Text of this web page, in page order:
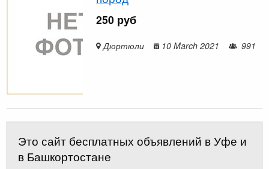
250 руб
Дюртюли 10 March 2021 991
Это сайт бесплатных объявлений в Уфе и
в Башкортостане